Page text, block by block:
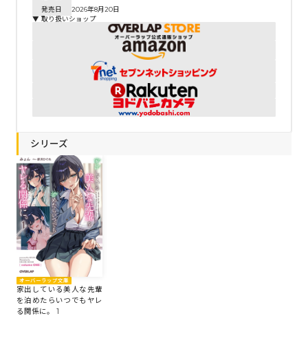
発売日
2026年8月20日
▼ 取り扱いショップ
シリーズ
オーバーラップ文庫
家出している美人な先輩
を泊めたらいつでもヤレ
る関係に。 1